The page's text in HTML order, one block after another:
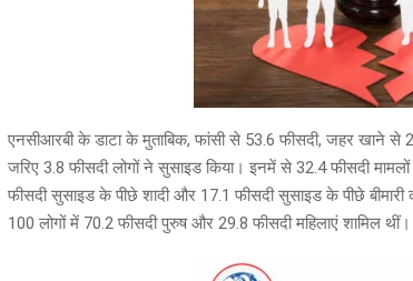
एनसीआरबी के डाटा के मुताबिक, फांसी से 53.6 फीसदी, जहर खाने
जरिए 3.8 फीसदी लोगों ने सुसाइड किया। इनमें से 32.4 फीसदी मामलों
फीसदी सुसाइड के पीछे शादी और 17.1 फीसदी सुसाइड के पीछे
100 लोगों में 70.2 फीसदी पुरुष और 29.8 फीसदी महिलाएं शामिल थीं।